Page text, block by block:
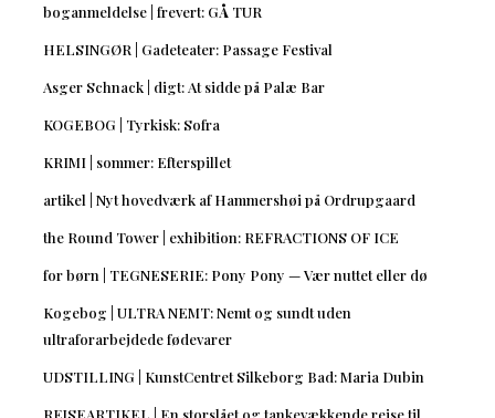
boganmeldelse | frevert: GÅ TUR
HELSINGØR | Gadeteater: Passage Festival
Asger Schnack | digt: At sidde på Palæ Bar
KOGEBOG | Tyrkisk: Sofra
KRIMI | sommer: Efterspillet
artikel | Nyt hovedværk af Hammershøi på Ordrupgaard
the Round Tower | exhibition: REFRACTIONS OF ICE
for børn | TEGNESERIE: Pony Pony — Vær nuttet eller dø
Kogebog | ULTRA NEMT: Nemt og sundt uden
ultraforarbejdede fødevarer
UDSTILLING | KunstCentret Silkeborg Bad: Maria Dubin
REJSEARTIKEL | En storslået og tankevækkende rejse til